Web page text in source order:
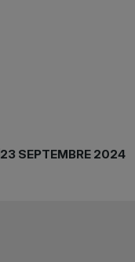
23 SEPTEMBRE 2024